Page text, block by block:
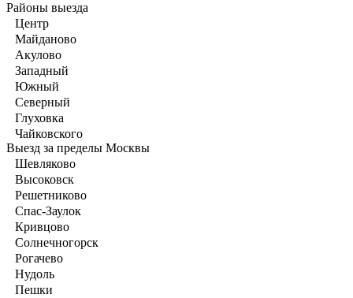
Районы выезда
Центр
Майданово
Акулово
Западный
Южный
Северный
Глуховка
Чайковского
Выезд за пределы Москвы
Шевляково
Высоковск
Решетниково
Спас-Заулок
Кривцово
Солнечногорск
Рогачево
Нудоль
Пешки